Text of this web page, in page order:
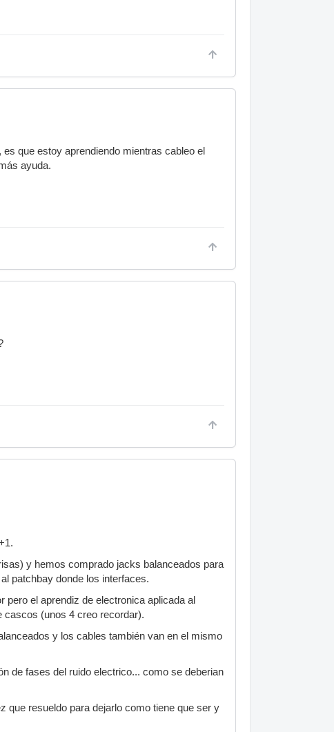
que estoy aprendiendo mientras cableo el
ayuda.
y hemos comprado jacks balanceados para
patchbay donde los interfaces.
el aprendiz de electronica aplicada al
cascos (unos 4 creo recordar).
y los cables también van en el mismo
de fases del ruido electrico... como se deberian
que resueldo para dejarlo como tiene que ser y